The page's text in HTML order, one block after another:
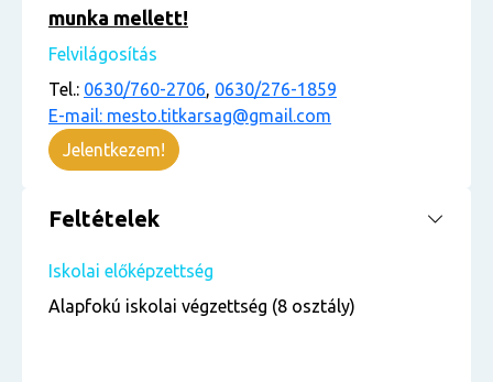
munka mellett!
Felvilágosítás
Tel.: 0630/760-2706, 0630/276-1859
E-mail: mesto.titkarsag@gmail.com
Jelentkezem!
Feltételek
Iskolai előképzettség
Alapfokú iskolai végzettség (8 osztály)